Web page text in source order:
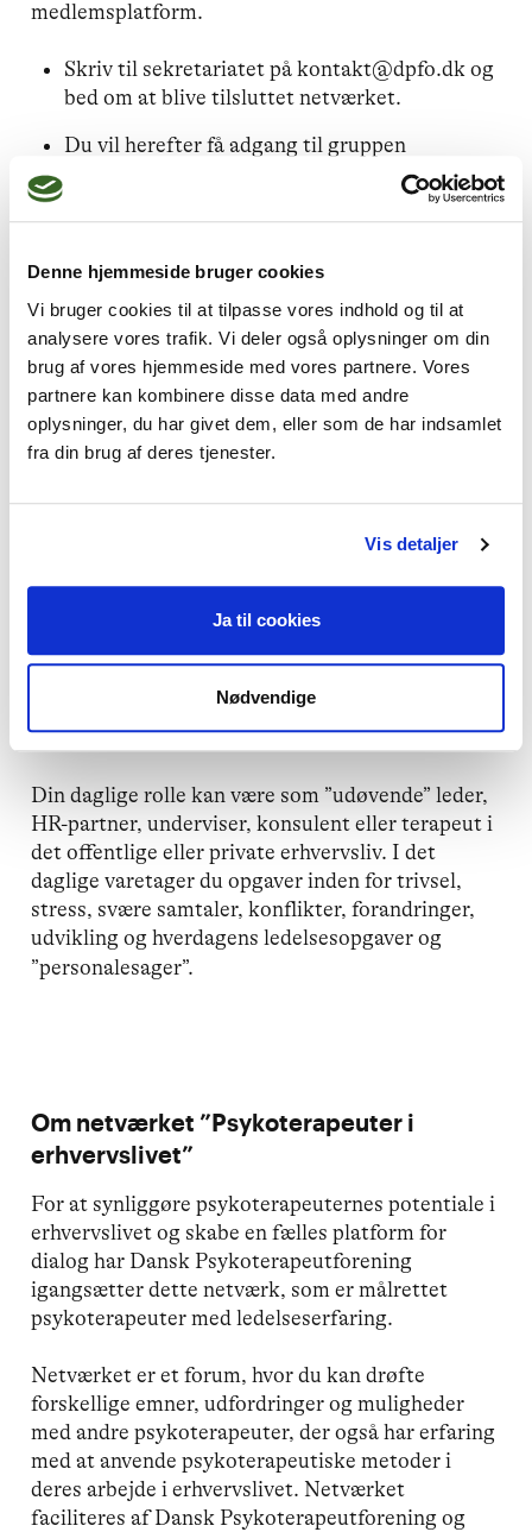
Denne hjemmeside bruger cookies
Vi bruger cookies til at tilpasse vores indhold og til at
analysere vores trafik. Vi deler også oplysninger om din
brug af vores hjemmeside med vores partnere. Vores
partnere kan kombinere disse data med andre
oplysninger, du har givet dem, eller som de har indsamlet
fra din brug af deres tjenester.
Vis detaljer
Ja til cookies
Nødvendige
medlemsplatform.
Skriv til sekretariatet på kontakt@dpfo.dk og
bed om at blive tilsluttet netværket.
Du vil herefter få adgang til gruppen
”Netværk for psykoterapeuter i erhvervslivet”
via din medlemsprofil, når du er logget ind
hjemmeside.
Gruppen ligger tilgængelig i menuen til
venstre under ”Grupper”.
I gruppen vil der fremover komme nyt vedr.
netværket, fx dato for de næste møder, ligesom
det er muligt at gå i dialog med andre medlemmer
nyhedsbrev og hjemmeside, hvor det kommende
netværksmøde også vil blive annonceret.
Hvem kan deltage i netværket?
Netværket er relevant for alle MPF’ere, der
arbejder i erhvervslivet.
Din daglige rolle kan være som ”udøvende” leder,
HR-partner, underviser, konsulent eller terapeut i
det offentlige eller private erhvervsliv. I det
daglige varetager du opgaver inden for trivsel,
stress, svære samtaler, konflikter, forandringer,
udvikling og hverdagens ledelsesopgaver og
”personalesager”.
Om netværket ”Psykoterapeuter i
erhvervslivet”
For at synliggøre psykoterapeuternes potentiale i
erhvervslivet og skabe en fælles platform for
dialog har Dansk Psykoterapeutforening
igangsætter dette netværk, som er målrettet
psykoterapeuter med ledelseserfaring.
Netværket er et forum, hvor du kan drøfte
forskellige emner, udfordringer og muligheder
med andre psykoterapeuter, der også har erfaring
med at anvende psykoterapeutiske metoder i
deres arbejde i erhvervslivet. Netværket
faciliteres af Dansk Psykoterapeutforening og